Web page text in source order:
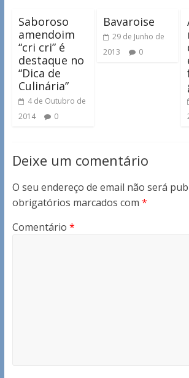
Saboroso
amendoim
“cri cri” é
destaque no
“Dica de
Culinária”
4 de Outubro de
2014
0
Bavaroise
29 de Junho de
2013
0
Deixe um comentário
O seu endereço de email não será
obrigatórios marcados com *
Comentário *